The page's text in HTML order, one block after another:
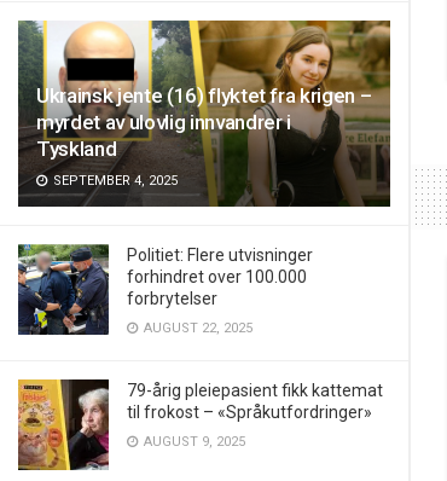
Ukrainsk jente (16) flyktet fra krigen –
myrdet av ulovlig innvandrer i
Tyskland
SEPTEMBER 4, 2025
Politiet: Flere utvisninger
forhindret over 100.000
forbrytelser
AUGUST 22, 2025
79-årig pleiepasient fikk kattemat
til frokost – «Språkutfordringer»
AUGUST 9, 2025